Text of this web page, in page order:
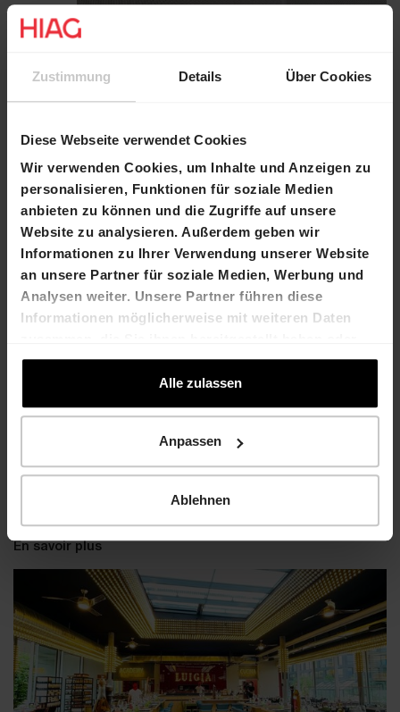
Zustimmung Details Über Cookies
Diese Webseite verwendet Cookies
Wir verwenden Cookies, um Inhalte und Anzeigen zu
personalisieren, Funktionen für soziale Medien
anbieten zu können und die Zugriffe auf unsere
Website zu analysieren. Außerdem geben wir
Informationen zu Ihrer Verwendung unserer Website
an unsere Partner für soziale Medien, Werbung und
Analysen weiter. Unsere Partner führen diese
Informationen möglicherweise mit weiteren Daten
die sie im Rahmen Ihrer Nutzung der Dienste
Alle zulassen
Anpassen
Ablehnen
lescadolles.ch
plus d'informations
En savoir plus